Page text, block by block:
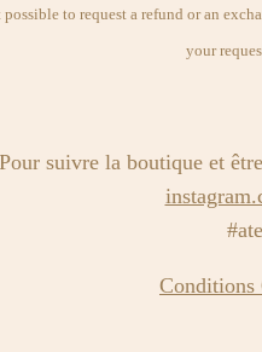
to request a refund or an
your
Pour suivre la boutique et
Conditions